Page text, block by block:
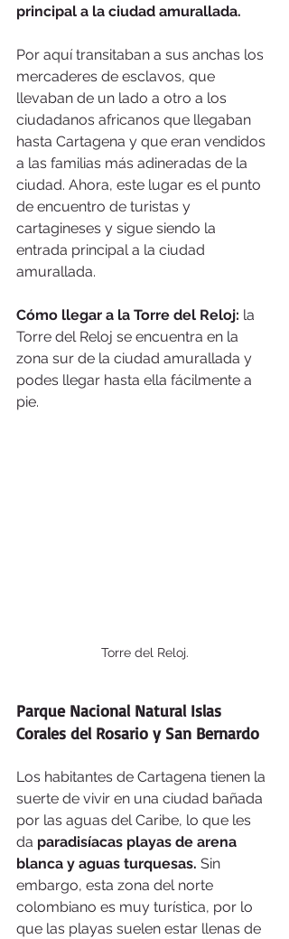
principal a la ciudad amurallada.
Por aquí transitaban a sus anchas los
mercaderes de esclavos, que
llevaban de un lado a otro a los
ciudadanos africanos que llegaban
hasta Cartagena y que eran vendidos
a las familias más adineradas de la
ciudad. Ahora, este lugar es el punto
de encuentro de turistas y
cartagineses y sigue siendo la
entrada principal a la ciudad
amurallada.
Cómo llegar a la Torre del Reloj: la
Torre del Reloj se encuentra en la
zona sur de la ciudad amurallada y
podes llegar hasta ella fácilmente a
pie.
Torre del Reloj.
Parque Nacional Natural Islas
Corales del Rosario y San Bernardo
Los habitantes de Cartagena tienen la
suerte de vivir en una ciudad bañada
por las aguas del Caribe, lo que les
da paradisíacas playas de arena
blanca y aguas turquesas. Sin
embargo, esta zona del norte
colombiano es muy turística, por lo
que las playas suelen estar llenas de